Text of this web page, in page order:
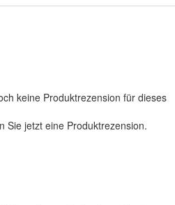
keine Produktrezension für dieses
Sie jetzt eine Produktrezension.